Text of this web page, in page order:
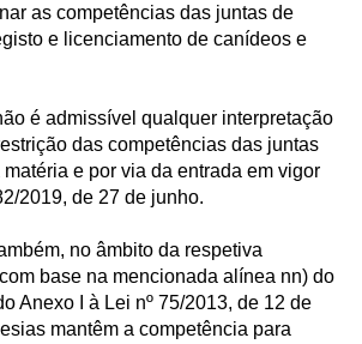
as competências das juntas de
e licenciamento de canídeos e
é admissível qualquer interpretação
das competências das juntas
e por via da entrada em vigor
2019, de 27 de junho.
no âmbito da respetiva
base na mencionada alínea nn) do
Anexo I à Lei nº 75/2013, de 12 de
mantêm a competência para